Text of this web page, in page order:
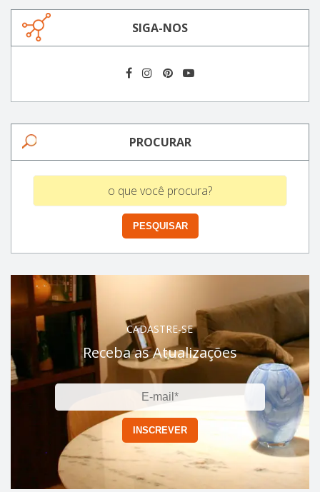
SIGA-NOS
PROCURAR
CADASTRE-SE
Receba as Atualizações